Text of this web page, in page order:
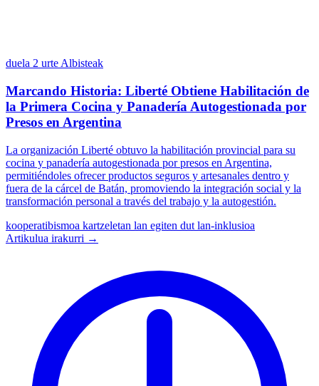
duela 2 urte Albisteak
Marcando Historia: Liberté Obtiene Habilitación de
la Primera Cocina y Panadería Autogestionada por
Presos en Argentina
La organización Liberté obtuvo la habilitación provincial para su
cocina y panadería autogestionada por presos en Argentina,
permitiéndoles ofrecer productos seguros y artesanales dentro y
fuera de la cárcel de Batán, promoviendo la integración social y la
transformación personal a través del trabajo y la autogestión.
kooperatibismoa kartzeletan lan egiten dut lan-inklusioa
Artikulua irakurri →